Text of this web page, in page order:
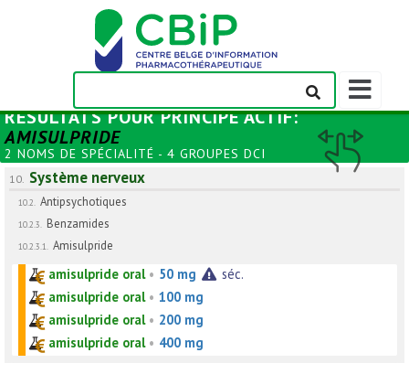
Afficher/
la
de
navigation
RÉSULTATS POURPRINCIPE ACTIF:
AMISULPRIDE
2 NOMS DE SPÉCIALITÉ - 4 GROUPES DCI
10. Système nerveux
10.2. Antipsychotiques
10.2.3. Benzamides
10.2.3.1. Amisulpride
amisulpride oral• 50 mg
séc.
amisulpride oral• 100 mg
amisulpride oral• 200 mg
amisulpride oral• 400 mg